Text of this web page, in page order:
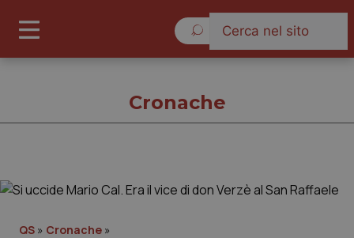
Cronache
Cronache
QS » Cronache »